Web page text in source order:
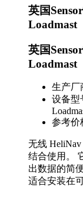
英国
Loadmast
英国
Loadmast
生产厂
设备型
参考价
无线
结合使用。
出数据的简
适合安装在